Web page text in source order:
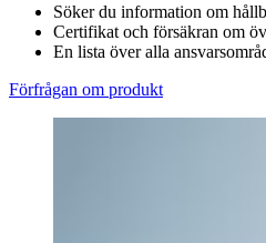
Söker du information om
Certifikat och försäkran om
En lista över alla
Förfrågan om produkt